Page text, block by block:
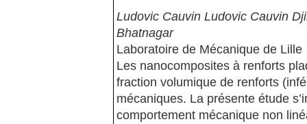
Ludovic Cauvin Ludovic Cauvin
Bhatnagar
Laboratoire de Mécanique de Lille
Les nanocomposites à renforts
fraction volumique de renforts
mécaniques. La présente étude
comportement mécanique non